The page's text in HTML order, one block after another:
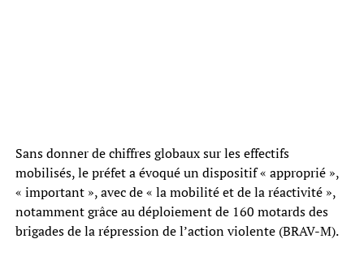
Sans donner de chiffres globaux sur les effectifs
mobilisés, le préfet a évoqué un dispositif « approprié »,
« important », avec de « la mobilité et de la réactivité »,
notamment grâce au déploiement de 160 motards des
brigades de la répression de l’action violente (BRAV-M).